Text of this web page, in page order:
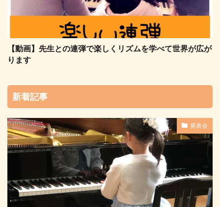
【動画】先生との連弾で楽しくリズムを学べて世界が広が
ります
新着記事
発表会